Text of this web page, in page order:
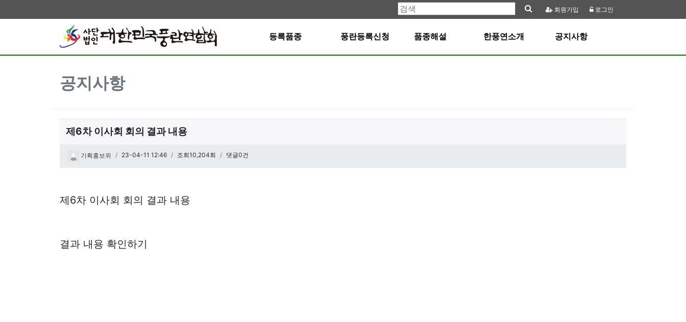
회원 가입 로그인
등록품종 풍란등록신청 품종해설 한풍연소개 공지사항
공지사항
제6차 이사회 회의 결과 내용
페이지 정보
기획홍보위 작성일
23-04-11 12:46 조회10,204회 댓글0건
본문
제6차 이사회 회의 결과 내용
결과 내용 확인하기